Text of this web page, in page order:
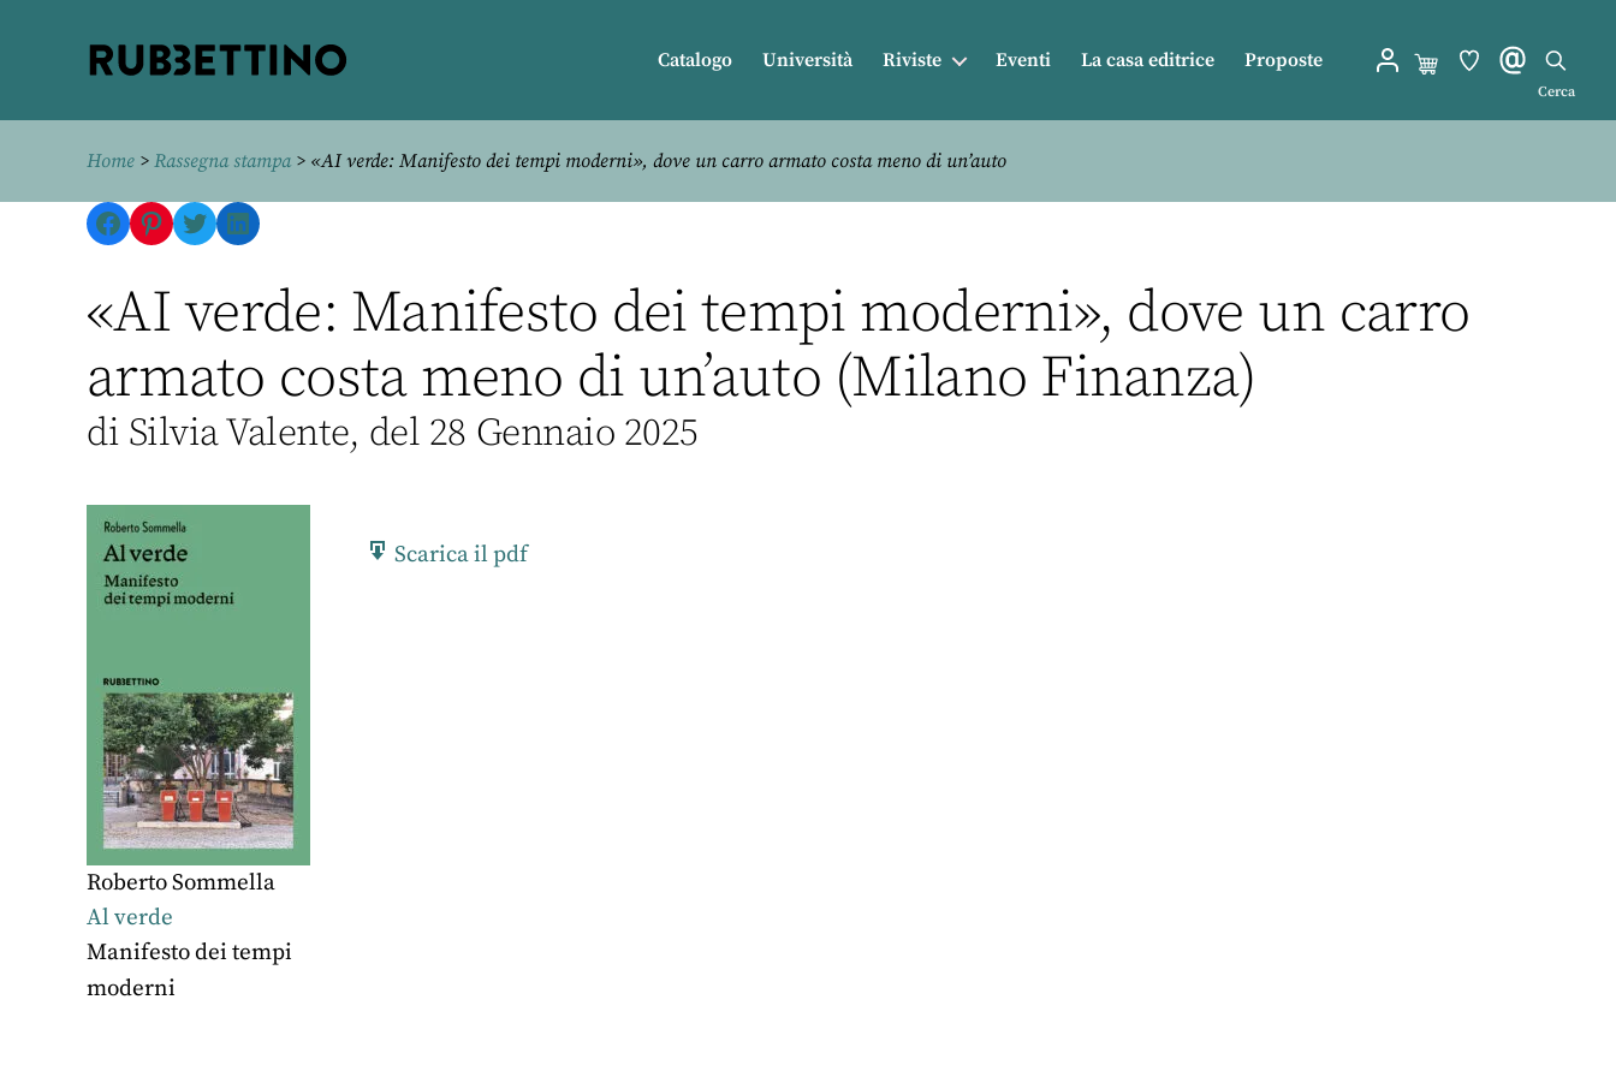
Catalogo Università Riviste Eventi La casa editrice Proposte
Cerca
Home > Rassegna stampa> «AI verde: Manifesto dei tempi moderni», dove un carro armato costa meno di un’auto
Facebook
Pinterest
TwitterLinkedIn
«AI verde: Manifesto dei tempi moderni», dove un carro
armato costa meno di un’auto (Milano Finanza)
di Silvia Valente, del 28 Gennaio 2025
Roberto Sommella
Al verde
Manifesto dei tempi
moderni
Scarica il pdf